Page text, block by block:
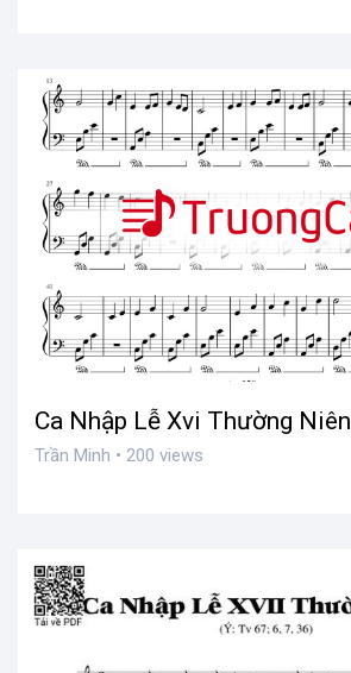
Ca Nhập Lễ Xvi Thường Niên
Trần Minh • 200 views